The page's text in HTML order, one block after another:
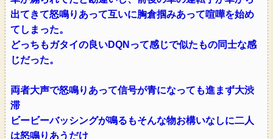
出てきて怒鳴りあって互いに胸倉掴みあって喧嘩を始め
てしまった。
どっちもガタイの良いDQNって感じで似たもの同士な感
じだった。
両者大声で怒鳴りあって信号が青になっても進まず大渋
滞
ビービーバッシングが鳴るもそんな物お構いなしに二人
は怒鳴りあうだけ